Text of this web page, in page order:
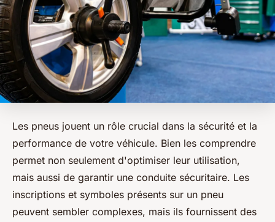
Les pneus jouent un rôle crucial dans la sécurité et la
performance de votre véhicule. Bien les comprendre
permet non seulement d'optimiser leur utilisation,
mais aussi de garantir une conduite sécuritaire. Les
inscriptions et symboles présents sur un pneu
peuvent sembler complexes, mais ils fournissent des